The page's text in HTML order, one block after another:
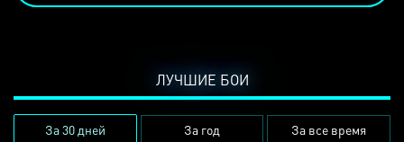
ЛУЧШИЕ БОИ
За 30 дней За год За все время